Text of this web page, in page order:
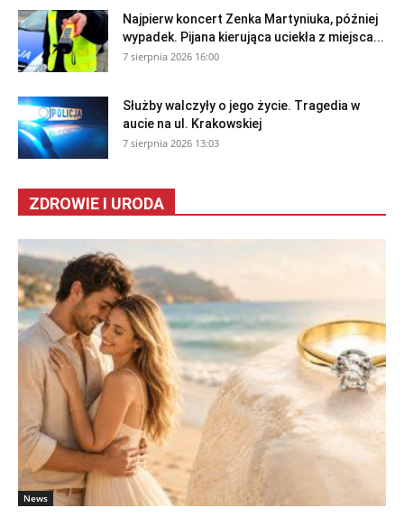
Najpierw koncert Zenka Martyniuka, później
wypadek. Pijana kierująca uciekła z miejsca...
7 sierpnia 2026 16:00
Służby walczyły o jego życie. Tragedia w
aucie na ul. Krakowskiej
7 sierpnia 2026 13:03
ZDROWIE I URODA
News